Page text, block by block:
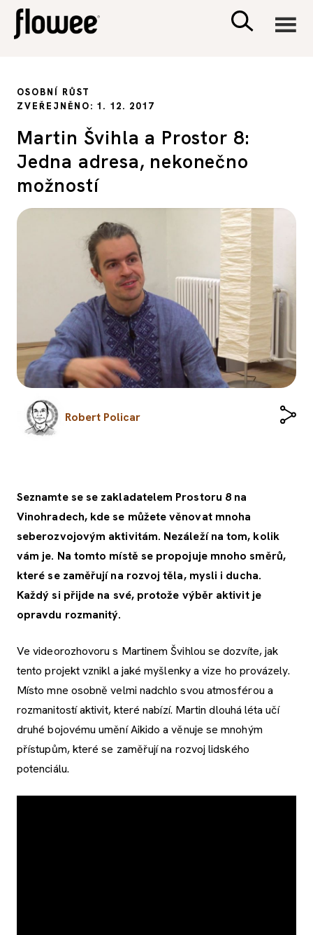
PSYCHOLOGIE
SEX A VZTAHY
PORADNA
OSOBNÍ RŮST
ZVEŘEJNĚNO: 1. 12. 2017
Martin Švihla a Prostor 8:
Jedna adresa, nekonečno
možností
Robert Policar
Seznamte se se zakladatelem Prostoru 8 na
Vinohradech, kde se můžete věnovat mnoha
seberozvojovým aktivitám. Nezáleží na tom, kolik
vám je. Na tomto místě se propojuje mnoho směrů,
které se zaměřují na rozvoj těla, mysli i ducha.
Každý si přijde na své, protože výběr aktivit je
opravdu rozmanitý.
Ve videorozhovoru s Martinem Švihlou se dozvíte, jak
tento projekt vznikl a jaké myšlenky a vize ho provázely.
Místo mne osobně velmi nadchlo svou atmosférou a
rozmanitostí aktivit, které nabízí. Martin dlouhá léta učí
druhé bojovému umění Aikido a věnuje se mnohým
přístupům, které se zaměřují na rozvoj lidského
potenciálu.